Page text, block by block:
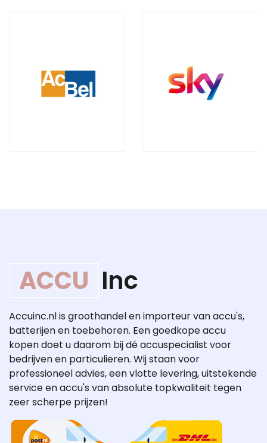
ACCU Inc
Accuinc.nl is groothandel en importeur van accu's,
batterijen en toebehoren. Een goedkope accu
kopen doet u daarom bij dé accuspecialist voor
bedrijven en particulieren. Wij staan voor
professioneel advies, een vlotte levering, uitstekende
service en accu's van absolute topkwaliteit tegen
zeer scherpe prijzen!